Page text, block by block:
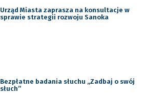
Urząd Miasta zaprasza na konsultacje w
sprawie strategii rozwoju Sanoka
Bezpłatne badania słuchu ,,Zadbaj o swój
słuch”